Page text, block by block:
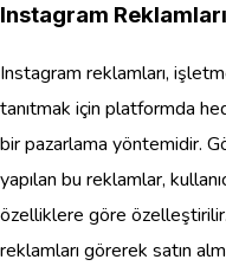
Instagram
Instagram reklamları,
tanıtmak için platformda
bir pazarlama yöntemidir.
yapılan bu reklamlar,
özelliklere göre özelleştirilir.
reklamları görerek satın